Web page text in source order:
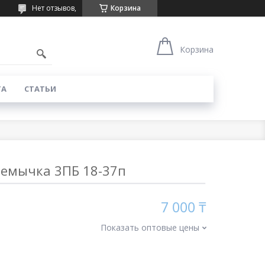
Корзина
Нет отзывов,
Корзина
СТАТЬИ
3ПБ 18-37п
7 000 ₸
Показать оптовые цены